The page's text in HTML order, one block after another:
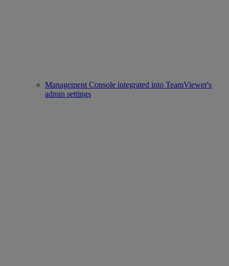
Management Console integrated into TeamViewer's
admin settings